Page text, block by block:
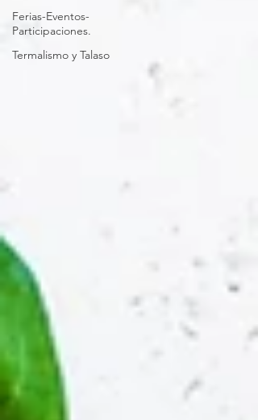
Ferias-Eventos-
Participaciones.
Termalismo y Talaso